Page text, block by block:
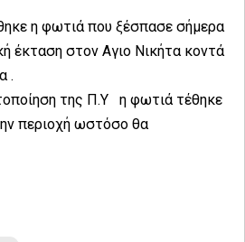
η φωτιά που ξέσπασε σήμερα
έκταση στον Αγιο Νικήτα κοντά
.
της Π.Υ η φωτιά τέθηκε
περιοχή ωστόσο θα